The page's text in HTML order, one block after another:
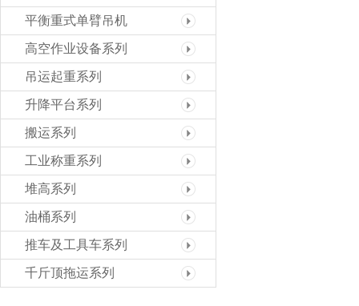
平衡重式单臂吊机
高空作业设备系列
吊运起重系列
升降平台系列
搬运系列
工业称重系列
堆高系列
油桶系列
推车及工具车系列
千斤顶拖运系列